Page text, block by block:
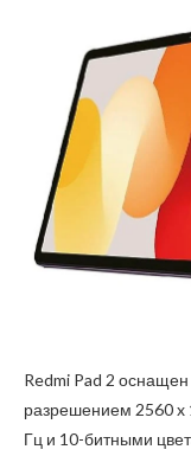
Redmi Pad 2
разрешением 2560 x
Гц и 10-битными